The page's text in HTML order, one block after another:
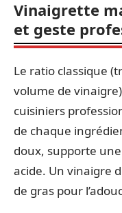
Vinaigrette
et geste
Le ratio classique
volume de
cuisiniers
de chaque
doux, supporte
acide. Un vinaigre
de gras pour